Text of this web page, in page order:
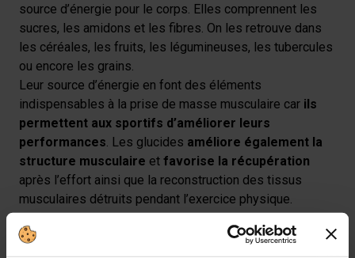
source d’énergie pour le corps. Elles comprennent les
sucres, les amidons et les fibres. On les retrouve dans
les céréales, les fruits, les légumineuses, les tubercules
ou encore les grains.
Leur source d’énergie en font des éléments
indispensables à la prise de masse musculaire car ils
permettent aux sportifs d’améliorer leurs
performances. Les glucides améliore également la
structure musculaire et favorise la récupération
après l’effort ainsi que la reconstruction des tissus
musculaires détruits pendant l’exercice physique.
grande quantité de glycogènes musculaires, impliquant